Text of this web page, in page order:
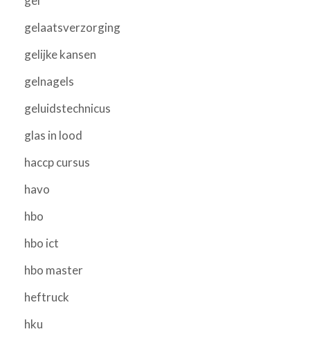
gelaatsverzorging
gelijke kansen
gelnagels
geluidstechnicus
glas in lood
haccp cursus
havo
hbo
hbo ict
hbo master
heftruck
hku